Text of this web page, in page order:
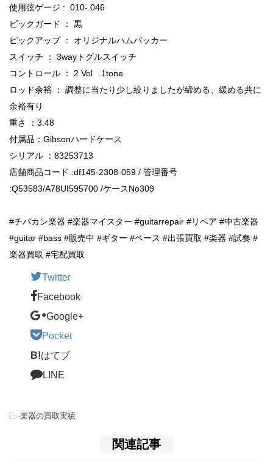
使用弦ゲージ : .010-.046
ピックガード ： 黒
ピックアップ ： オリジナルハムバッカー
スイッチ ： 3wayトグルスイッチ
コントロール ： 2 Vol 1tone
ロッド余裕 ： 調整に当たり少し絞りましたが締める、緩める共に
余裕有り
重さ ：3.48
付属品：Gibsonハードケース
シリアル ：83253713
店舗商品コード :df145-2308-059 / 管理番号
:Q53583/A78UI595700 /ケースNo309
#チバカン楽器 #楽器マイスター #guitarrepair #リペア #中古楽器
#guitar #bass #販売中 #ギター #ベース #出張買取 #楽器 #試奏 #
楽器買取 #宅配買取
Twitter
Facebook
Google+
Pocket
B!はてブ
LINE
-楽器の買取実績
関連記事